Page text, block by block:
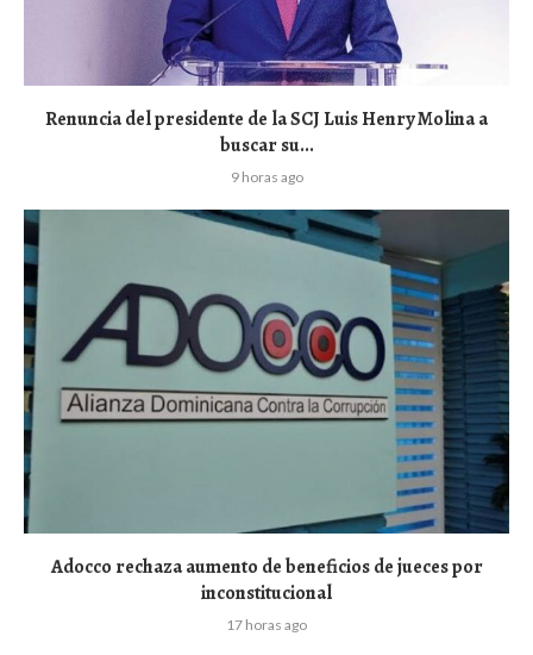
Renuncia del presidente de la SCJ Luis Henry Molina a
buscar su...
9 horas ago
Adocco rechaza aumento de beneficios de jueces por
inconstitucional
17 horas ago